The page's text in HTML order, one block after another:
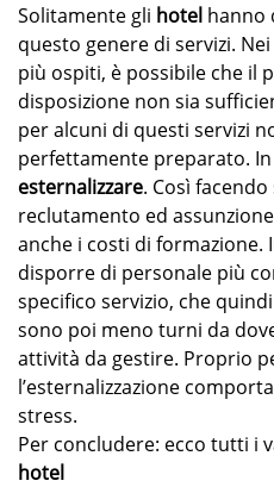
Solitamente gli hotel hanno
questo genere di servizi.
più ospiti, è possibile che il
disposizione non sia
per alcuni di questi servizi
perfettamente preparato.
esternalizzare. Così
reclutamento ed
anche i costi di formazione.
disporre di personale più
specifico servizio, che
sono poi meno turni da
attività da gestire. Proprio
l’esternalizzazione
stress.
Per concludere: ecco tutti i
hotel